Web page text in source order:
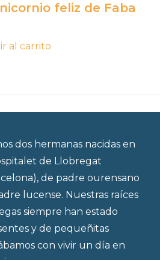
feliz de Faba
al carrito
dos hermanas nacidas en
de Llobregat
de padre ourensano
lucense. Nuestras raíces
siempre han estado
y de pequeñitas
con vivir un día en